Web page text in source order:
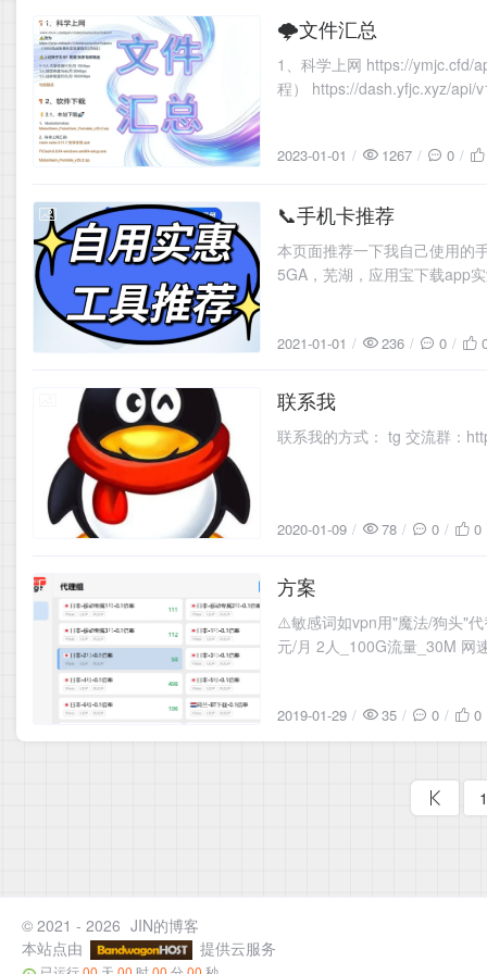
2023-01-01
🌩️文件汇总
1、科学上网 https://ymjc.cfd/
程） https://dash.yfjc.xyz/api/
2023-01-01 1267 0
2021-01-01
📞手机卡推荐
本页面推荐一下我自己使用的
5GA，芜湖，应用宝下载app
2021-01-01 236 0
2020-01-09
联系我
联系我的方式： tg 交流群：
2020-01-09 78 0 0
2019-01-29
方案
⚠️敏感词如vpn用"魔法/狗头"
元/月 2人_100G流量_30M 网
2019-01-29 35 0 0
1
© 2021 - 2026 JIN的博客
本站点由
提供云服务